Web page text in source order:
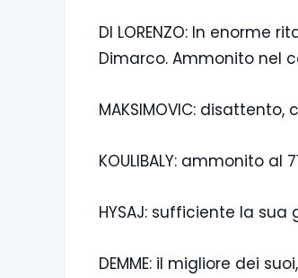
DI LORENZO: In enorme
Dimarco. Ammonito nel
MAKSIMOVIC:
KOULIBALY: ammonito al
HYSAJ: sufficiente la sua
DEMME: il migliore dei